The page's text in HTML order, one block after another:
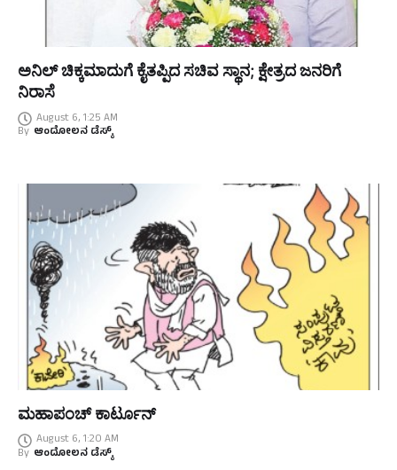
ಅನಿಲ್ ಚಿಕ್ಕಮಾದುಗೆ ಕೈತಪ್ಪಿದ ಸಚಿವ ಸ್ಥಾನ; ಕ್ಷೇತ್ರದ ಜನರಿಗೆ
ನಿರಾಸೆ
August 6, 1:25 AM
By ಆಂದೋಲನ ಡೆಸ್ಕ್
ಮಹಾಪಂಚ್‌ ಕಾರ್ಟೂನ್‌
August 6, 1:20 AM
By ಆಂದೋಲನ ಡೆಸ್ಕ್